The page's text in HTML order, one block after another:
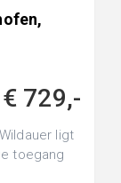
€ 729,-
ligt
toegang